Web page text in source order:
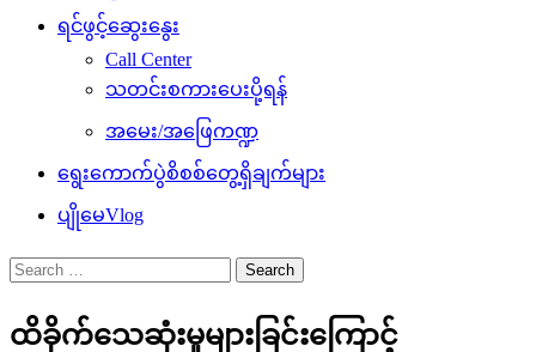
ရင်ဖွင့်ဆွေးနွေး
Call Center
သတင်းစကားပေးပို့ရန်
အမေး/အဖြေကဏ္ဍ
ရွေးကောက်ပွဲစိစစ်တွေ့ရှိချက်များ
ပျိုမေVlog
Search
for:
ထိခိုက်သေဆုံးမှုများခြင်းကြောင့်